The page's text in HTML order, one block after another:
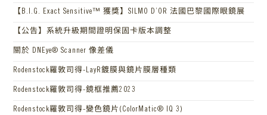
【B.I.G. Exact Sensitive™ 獲獎】SILMO D’OR 法國巴黎國際眼鏡展
【公告】系統升級期間證明保固卡版本調整
關於 DNEye® Scanner 像差儀
Rodenstock羅敦司得-LayR鍍膜與鏡片膜層種類
Rodenstock羅敦司得-鏡框推薦2023
Rodenstock羅敦司得-變色鏡片(ColorMatic® IQ 3)